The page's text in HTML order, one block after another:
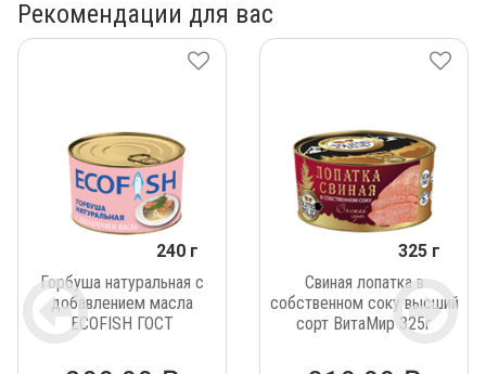
Рекомендации для вас
240 г
Горбуша натуральная с
добавлением масла
ECOFISH ГОСТ
325 г
Свиная лопатка в
собственном соку высший
сорт ВитаМир 325г